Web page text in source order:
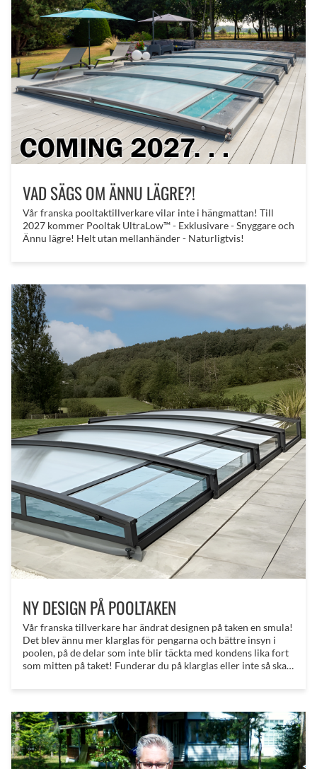
VAD SÄGS OM ÄNNU LÄGRE?!
​Vår franska pooltaktillverkare vilar inte i hängmattan! Till
2027 kommer Pooltak UltraLow™ - Exklusivare - Snyggare och
Ännu lägre! Helt utan mellanhänder - Naturligtvis!
NY DESIGN PÅ POOLTAKEN
Vår franska tillverkare har ändrat designen på taken en smula!
Det blev ännu mer klarglas för pengarna och bättre insyn i
poolen, på de delar som inte blir täckta med kondens lika fort
som mitten på taket! Funderar du på klarglas eller inte så ska